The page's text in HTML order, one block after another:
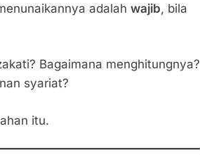
adalah wajib, bila
Bagaimana menghitungnya?
syariat?
itu.